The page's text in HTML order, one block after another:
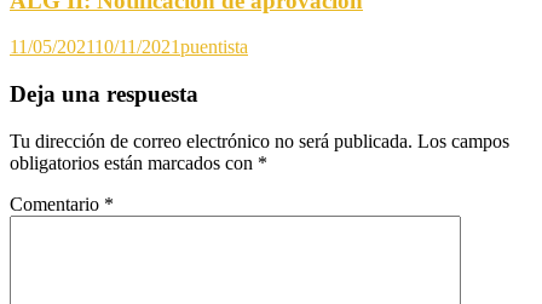
11/05/202110/11/2021puentista
Deja una respuesta
Tu dirección de correo electrónico no será publicada. Los campos
obligatorios están marcados con *
Comentario *